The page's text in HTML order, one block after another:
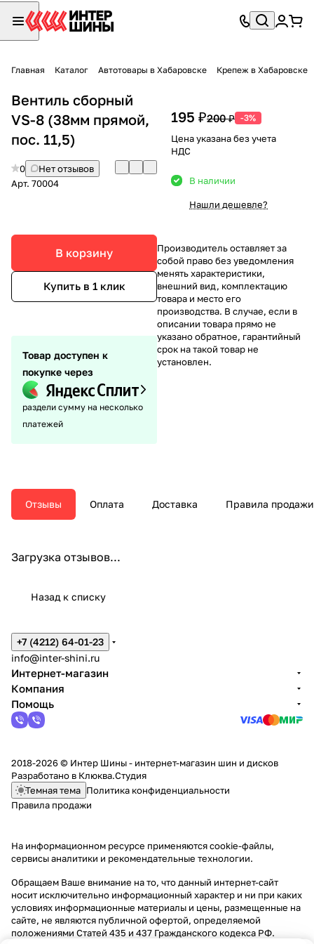
Главная Каталог Автотовары в Хабаровске Крепеж в Хабаровске
Вентиль сборный
VS-8 (38мм прямой,
пос. 11,5)
0
Нет отзывов
Арт. 70004
В корзину
Купить в 1 клик
Товар доступен к
покупке через
раздели сумму на несколько
платежей
195 ₽200 ₽ -3%
Цена указана без учета
НДС
В наличии
Нашли дешевле?
Производитель оставляет за
собой право без уведомления
менять характеристики,
внешний вид, комплектацию
товара и место его
производства. В случае, если в
описании товара прямо не
указано обратное, гарантийный
срок на такой товар не
установлен.
Отзывы Оплата Доставка Правила продажи
Загрузка отзывов...
Назад к списку
+7 (4212) 64-01-23
info@inter-shini.ru
Интернет-магазин
Компания
Помощь
2018-2026 © Интер Шины - интернет-магазин шин и дисков
Разработано в Клюква.Студия
Темная тема Политика конфиденциальности
Правила продажи
На информационном ресурсе применяютсяcookie-файлы,
сервисы аналитики и рекомендательные технологии.
Обращаем Ваше внимание на то, что данный интернет-сайт
носит исключительно информационный характер и ни при каких
условиях информационные материалы и цены, размещенные на
сайте, не являются публичной офертой, определяемой
положениями Статей 435 и 437 Гражданского кодекса РФ.